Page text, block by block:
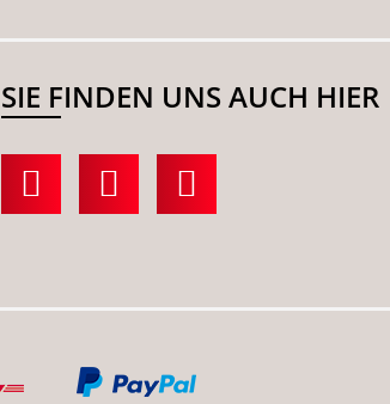
SIE FINDEN UNS AUCH HIER